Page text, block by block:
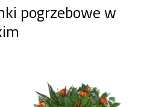
pogrzebowe w